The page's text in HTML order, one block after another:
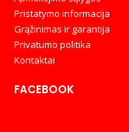
Pristatymo informacija
Grąžinimas ir garantija
Privatumo politika
Kontaktai
FACEBOOK